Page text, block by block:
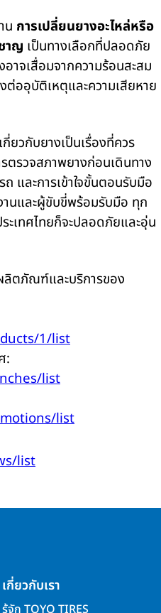
น การเปลี่ยนยางอะไหล่หรือ
าญ เป็นทางเลือกที่ปลอดภัย
าจเสื่อมจากความร้อนสะสม
ต่ออุบัติเหตุและความเสียหาย
ยวกับยางเป็นเรื่องที่ควร
ตรวจสภาพยางก่อนเดินทาง
และการเข้าใจขั้นตอนรับมือ
นและผู้ขับขี่พร้อมรับมือ ทุก
ะเทศไทยก็จะปลอดภัยและอุ่น
ลิตภัณฑ์และบริการของ
1/list
:
list
list
list
เกี่ยวกับเรา
รู้จัก TOYO TIRES